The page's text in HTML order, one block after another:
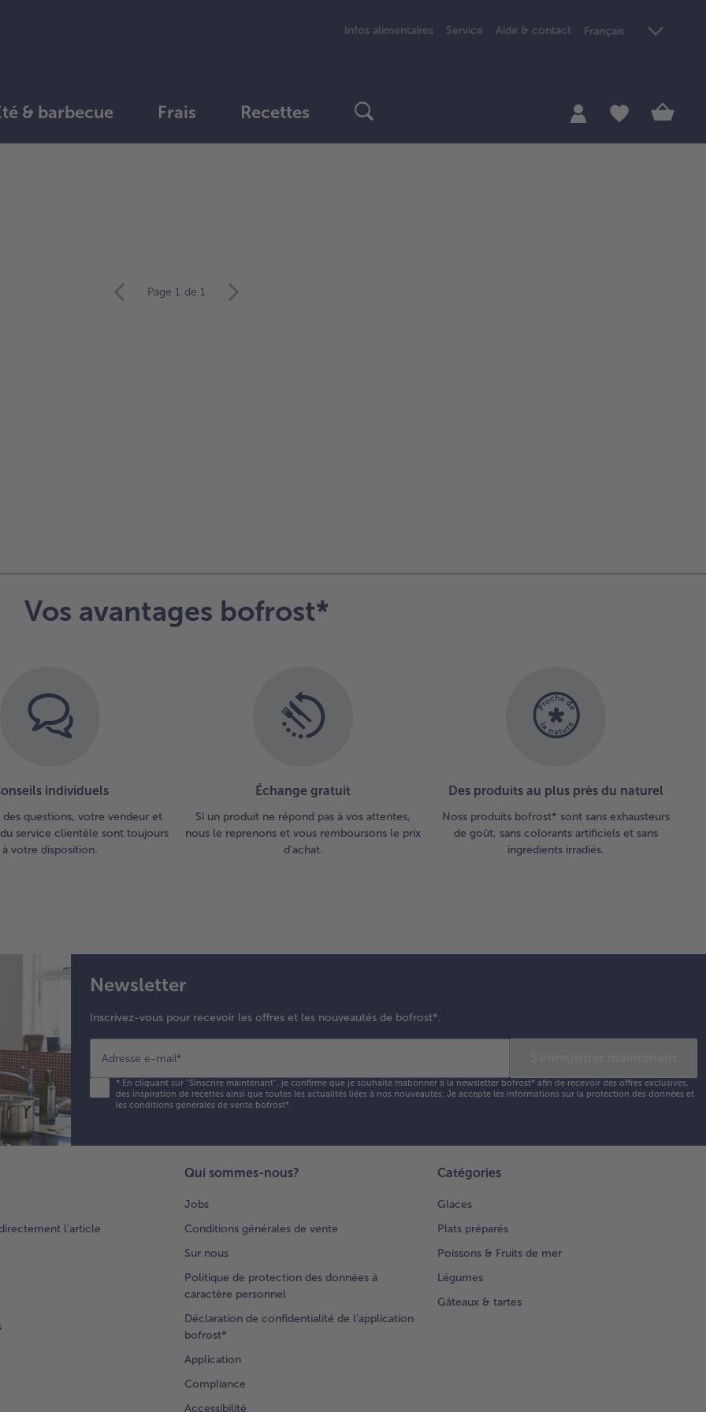
Infos alimentaires Service Aide & contact Français
& barbecue Frais Recettes
Vous
Page 1 de 1
Vos avantages bofrost*
individuels
des questions, votre vendeur et
service clientèle sont toujours
à votre disposition.
Échange gratuit
Si un produit ne répond pas à vos attentes,
nous le reprenons et vous remboursons le prix
d'achat.
Des produits au plus près du naturel
Noss produits bofrost* sont sans exhausteurs
de goût, sans colorants artificiels et sans
ingrédients irradiés.
Newsletter
Inscrivez-vous pour recevoir les offres et les nouveautés de bofrost*.
Adresse e-mail*
*En cliquant sur "Sinscrire maintenant", je confirme que je souhaite mabonner à la newsletter bofrost* afin de recevoir des offres exclusives,
des inspiration de recettes ainsi que toutes les actualités liées à nos nouveautés. Je accepte les informations sur la protection des données et
les conditions générales de vente bofrost*.
l’article
Qui sommes-nous?
Jobs
Conditions générales de vente
Sur nous
Politique de protection des données à
caractère personnel
Déclaration de confidentialité de l'application
bofrost*
Application
Compliance
Accessibilité
Catégories
Glaces
Plats préparés
Poissons & Fruits de mer
Légumes
Gâteaux & tartes